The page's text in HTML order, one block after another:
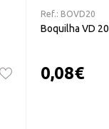
Ref.: BOVD20
Boquilha VD 20
0,08€